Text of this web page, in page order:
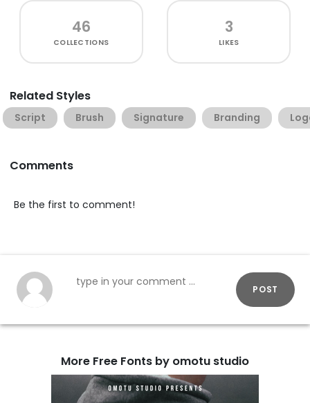
46
COLLECTIONS
3
LIKES
Related Styles
Script Brush Signature Branding
Comments
Be the first to comment!
POST
More Free Fonts by omotu studio